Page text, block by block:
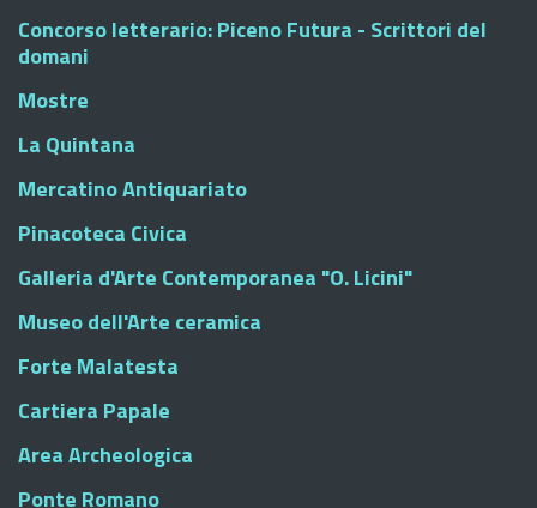
Concorso letterario: Piceno Futura - Scrittori del
domani
Mostre
La Quintana
Mercatino Antiquariato
Pinacoteca Civica
Galleria d'Arte Contemporanea "O. Licini"
Museo dell'Arte ceramica
Forte Malatesta
Cartiera Papale
Area Archeologica
Ponte Romano